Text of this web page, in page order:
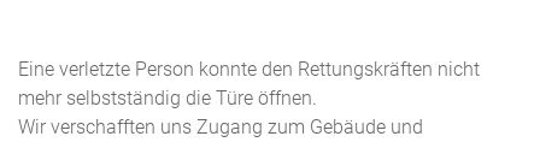
Eine verletzte Person konnte den Rettungskräften nicht
mehr selbstständig die Türe öffnen.
Wir verschafften uns Zugang zum Gebäude und